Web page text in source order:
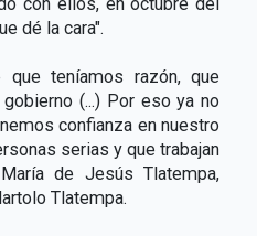
dé la cara".
que teníamos razón, que
(...) Por eso ya no
confianza en nuestro
serias y que trabajan
de Jesús Tlatempa,
Tlatempa.